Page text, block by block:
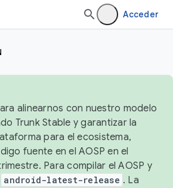
Acceder
alinearnos con nuestro modelo
Trunk Stable y garantizar la
para el ecosistema,
fuente en el AOSP en el
Para compilar el AOSP y
android-latest-release . La